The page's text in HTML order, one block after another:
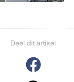
Deel dit artikel